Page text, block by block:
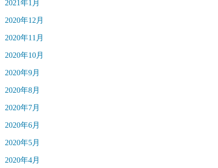
2021年1月
2020年12月
2020年11月
2020年10月
2020年9月
2020年8月
2020年7月
2020年6月
2020年5月
2020年4月